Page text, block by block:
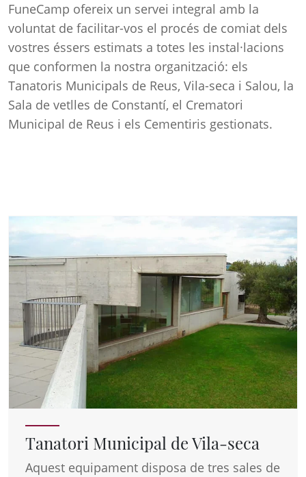
FuneCamp ofereix un servei integral amb la
voluntat de facilitar-vos el procés de comiat dels
vostres éssers estimats a totes les instal·lacions
que conformen la nostra organització: els
Tanatoris Municipals de Reus, Vila-seca i Salou, la
Sala de vetlles de Constantí, el Crematori
Municipal de Reus i els Cementiris gestionats.
Tanatori Municipal de Vila-seca
Aquest equipament disposa de tres sales de